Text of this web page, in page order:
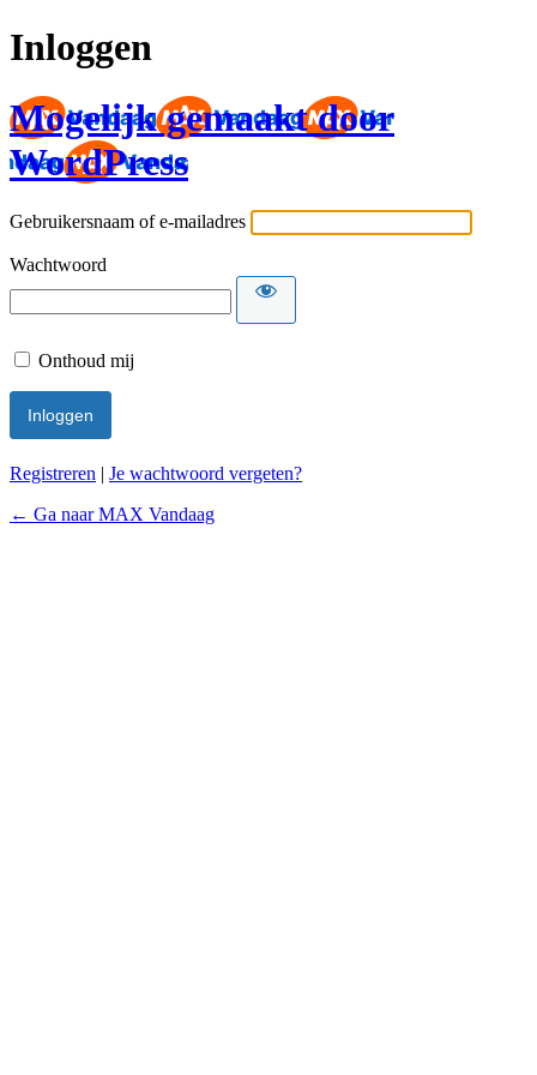
Inloggen
Mogelijk gemaakt door
WordPress
Gebruikersnaam of e-mailadres
Wachtwoord
Onthoud mij
Registreren | Je wachtwoord vergeten?
← Ga naar MAX Vandaag